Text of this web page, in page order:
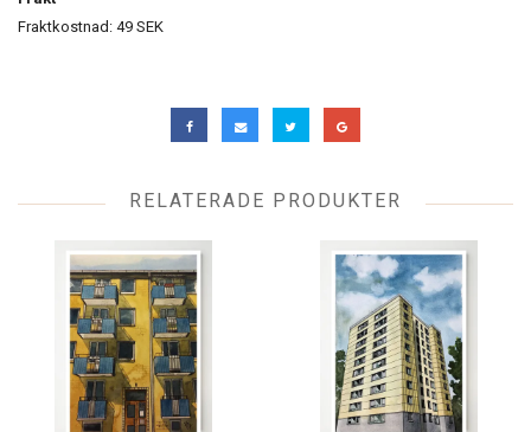
Fraktkostnad: 49 SEK
RELATERADE PRODUKTER